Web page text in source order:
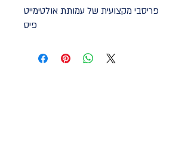
פריסבי מקצועית של עמותת אולטימייט
פיס